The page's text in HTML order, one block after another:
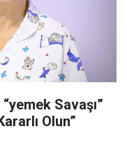
Savaşı”
Olun”